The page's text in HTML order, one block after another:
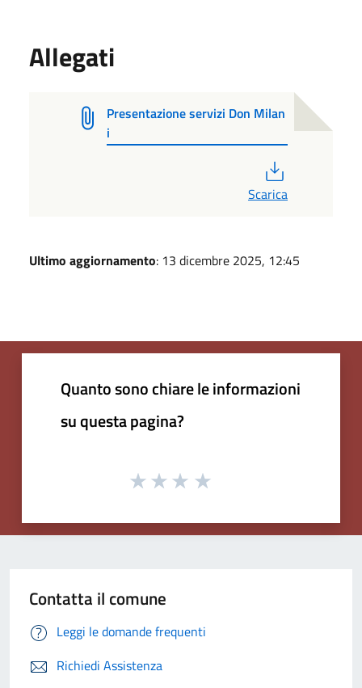
Allegati
Presentazione servizi Don Milan
i
Scarica
Ultimo aggiornamento: 13 dicembre 2025, 12:45
Quanto sono chiare le informazioni
su questa pagina?
Contatta il comune
Leggi le domande frequenti
Richiedi Assistenza